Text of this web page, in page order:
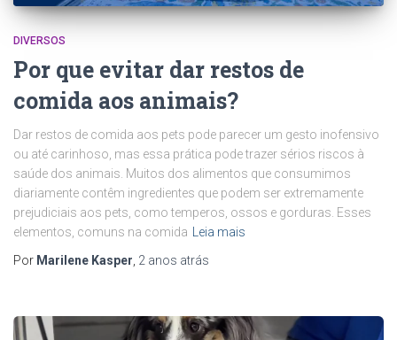
DIVERSOS
Por que evitar dar restos de
comida aos animais?
Dar restos de comida aos pets pode parecer um gesto inofensivo
ou até carinhoso, mas essa prática pode trazer sérios riscos à
saúde dos animais. Muitos dos alimentos que consumimos
diariamente contêm ingredientes que podem ser extremamente
prejudiciais aos pets, como temperos, ossos e gorduras. Esses
elementos, comuns na comida
Leia mais
Por Marilene Kasper 2 anos atrás